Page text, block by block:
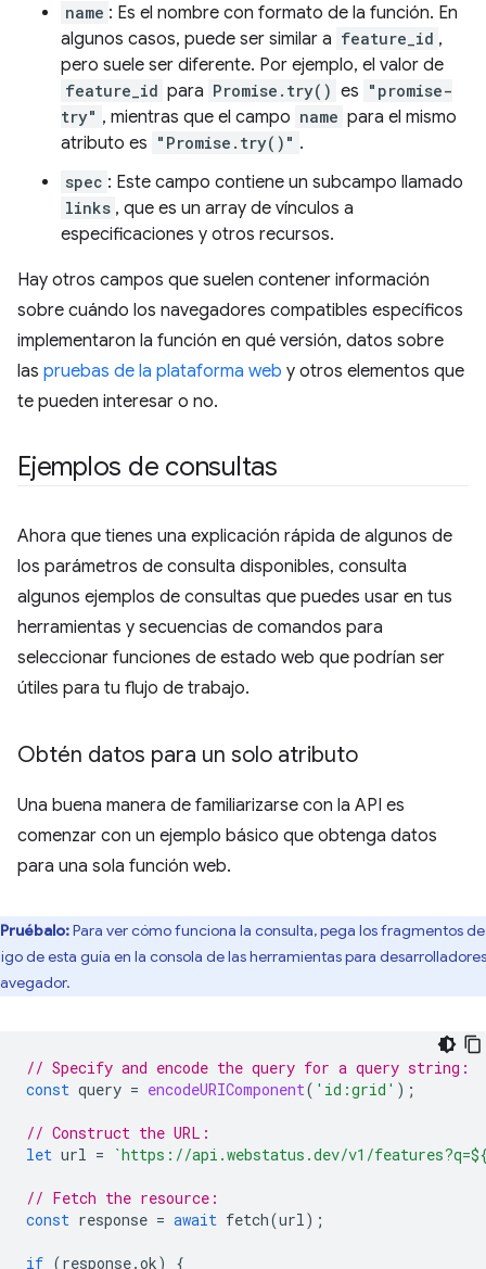
name : Es el nombre con formato de la función. En
algunos casos, puede ser similar a feature_id ,
pero suele ser diferente. Por ejemplo, el valor de
feature_id para Promise.try() es "promise-
try" , mientras que el campo name para el mismo
atributo es "Promise.try()" .
spec : Este campo contiene un subcampo llamado
links , que es un array de vínculos a
especificaciones y otros recursos.
Hay otros campos que suelen contener información
sobre cuándo los navegadores compatibles específicos
implementaron la función en qué versión, datos sobre
las pruebas de la plataforma web y otros elementos que
te pueden interesar o no.
Ejemplos de consultas
Ahora que tienes una explicación rápida de algunos de
los parámetros de consulta disponibles, consulta
algunos ejemplos de consultas que puedes usar en tus
herramientas y secuencias de comandos para
seleccionar funciones de estado web que podrían ser
útiles para tu flujo de trabajo.
Obtén datos para un solo atributo
Una buena manera de familiarizarse con la API es
comenzar con un ejemplo básico que obtenga datos
para una sola función web.
Pruébalo:Para ver cómo funciona la consulta, pega los fragmentos de
de esta guía en la consola de las herramientas para
// Specify and encode the query for a query string:
const query = encodeURIComponent( 'id:grid' );
// Construct the URL:
let url = `https://api.webstatus.dev/v1/features?q=
// Fetch the resource:
const response = await fetch(url);
if (response.ok) {